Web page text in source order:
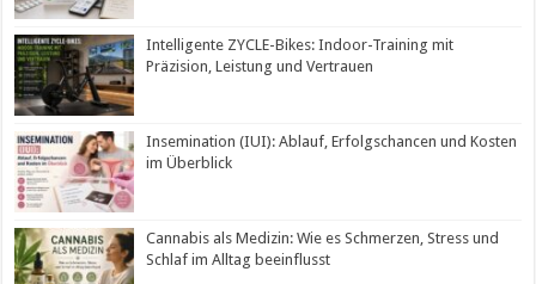
Intelligente ZYCLE-Bikes: Indoor-Training mit
Präzision, Leistung und Vertrauen
Insemination (IUI): Ablauf, Erfolgschancen und Kosten
im Überblick
Cannabis als Medizin: Wie es Schmerzen, Stress und
Schlaf im Alltag beeinflusst